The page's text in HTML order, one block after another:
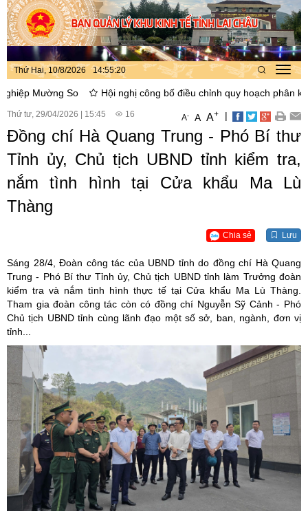
Thứ Hai, 10/8/2026 14:55:21
So Hội nghị công bố điều chỉnh quy hoạch phân khu xây
Thứ tư, 29/04/2026 15:45 16 A- A A+ |
Đồng chí Hà Quang Trung - Phó Bí thư
Tỉnh ủy, Chủ tịch UBND tỉnh kiểm tra,
nắm tình hình tại Cửa khẩu Ma Lù
Thàng
Chia sẻ Lưu
Sáng 28/4, Đoàn công tác của UBND tỉnh do đồng chí Hà Quang
Trung - Phó Bí thư Tỉnh ủy, Chủ tịch UBND tỉnh làm Trưởng đoàn
kiểm tra và nắm tình hình thực tế tại Cửa khẩu Ma Lù Thàng.
Tham gia đoàn công tác còn có đồng chí Nguyễn Sỹ Cảnh - Phó
Chủ tịch UBND tỉnh cùng lãnh đạo một số sở, ban, ngành, đơn vị
tỉnh...